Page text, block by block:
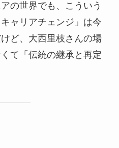
の世界でも、こういう
ャリアチェンジ」は今
ど、大西里枝さんの場
て「伝統の継承と再定